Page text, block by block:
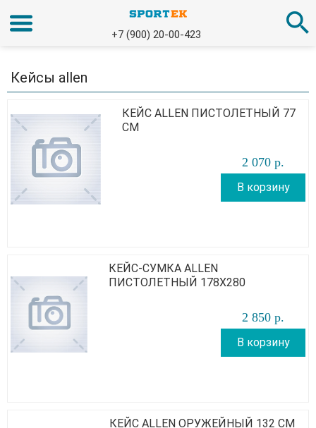
+7 (900) 20-00-423
Кейсы allen
КЕЙС ALLEN ПИСТОЛЕТНЫЙ 77
СМ
2 070 р.
В корзину
КЕЙС-СУМКА ALLEN
ПИСТОЛЕТНЫЙ 178Х280
2 850 р.
В корзину
КЕЙС ALLEN ОРУЖЕЙНЫЙ 132 СМ